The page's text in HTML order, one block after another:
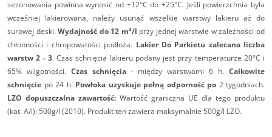
sezonowania powinna wynosić od +12°C do +25°C. Jeśli powierzchnia była
wcześniej lakierowana, należy usunąć wszelkie warstwy lakieru aż do
surowej deski.Wydajność do 12 m²/l przy jednej warstwie w zależności od
chłonności i chropowatości podłoża. Lakier Do Parkietu zalecana liczba
warstw 2 - 3. Czas schnięcia lakieru podany jest przy temperaturze 20°C i
65% wilgotności. Czas schnięcia- między warstwami 6 h.Całkowite
schnięcie po 24 h. Powłoka uzyskuje pełną odporność po 2 tygodniach.
LZO dopuszczalna zawartość: Wartość graniczna UE dla tego produktu
(kat. A/i): 500g/l (2010). Produkt ten zawiera maksymalnie 500g/l LZO.